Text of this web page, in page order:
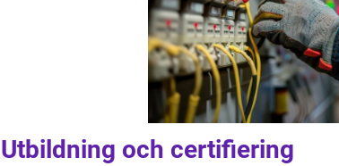
Utbildning och certifiering